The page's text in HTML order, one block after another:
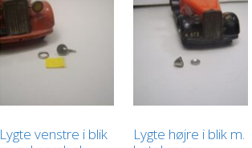
Lygte venstre i blik
Lygte højre i blik m.